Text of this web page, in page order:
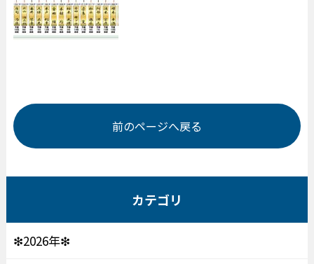
前のページへ戻る
カテゴリ
❇2026年❇